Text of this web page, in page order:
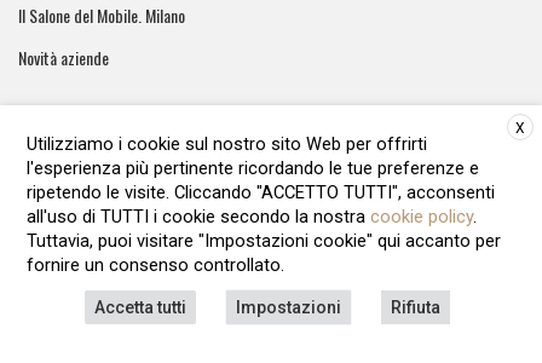
Il Salone del Mobile. Milano
Novità aziende
ArreCasa e' una testata giornalistica registrata al tribunale di
Roma - Numero 51/2016 Direttore responsabile: Raffaella Roani
Editore: ARvis.it - Via Alessandria 88 00198 Roma - 09041871006
REA1135122 - Cap.soc.12.500 € i.v
LAVORA CON NOI PRIVACY POLICY COOKIE POLICY
X
Utilizziamo i cookie sul nostro sito Web per offrirti
l'esperienza più pertinente ricordando le tue preferenze e
ripetendo le visite. Cliccando "ACCETTO TUTTI", acconsenti
all'uso di TUTTI i cookie secondo la nostra cookie policy.
Tuttavia, puoi visitare "Impostazioni cookie" qui accanto per
fornire un consenso controllato.
Accetta tutti Impostazioni Rifiuta